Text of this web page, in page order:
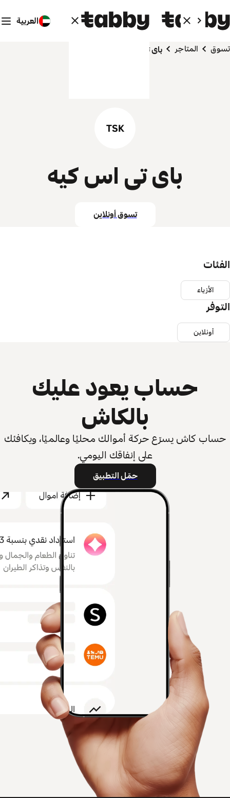
العربية
تسوق المتاجر باى تى اس كيه
باى تى اس كيه
تسوق أونلاين
الفئات
الأزياء
التوفر
أونلاين
حساب يعود عليك
بالكاش
حساب كاش يسرّع حركة أموالك محليًا وعالميًا، ويكافئك
على إنفاقك اليومي.
حمّل التطبيق